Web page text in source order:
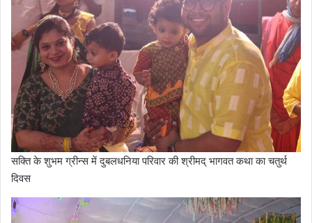
सक्ति के शुभम ग्रीन्स में दुबलधनिया परिवार की श्रीमद् भागवत कथा का चतुर्थ
दिवस